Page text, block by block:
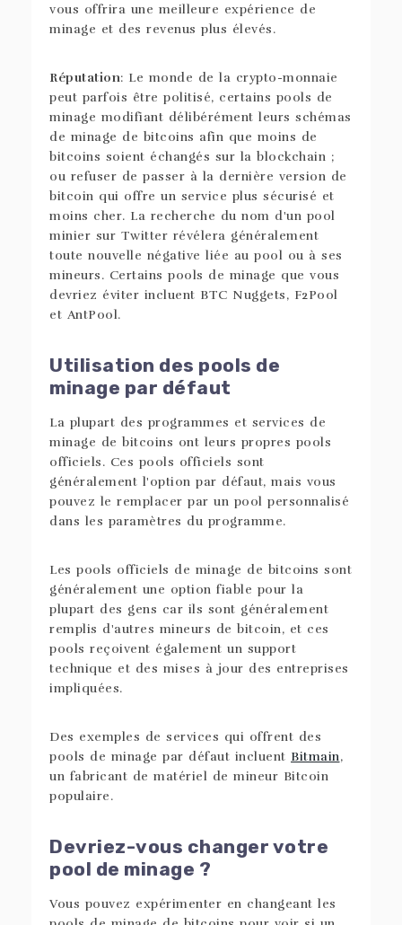
vous offrira une meilleure expérience de
minage et des revenus plus élevés.
Réputation: Le monde de la crypto-monnaie
peut parfois être politisé, certains pools de
minage modifiant délibérément leurs schémas
de minage de bitcoins afin que moins de
bitcoins soient échangés sur la blockchain ;
ou refuser de passer à la dernière version de
bitcoin qui offre un service plus sécurisé et
moins cher. La recherche du nom d'un pool
minier sur Twitter révélera généralement
toute nouvelle négative liée au pool ou à ses
mineurs. Certains pools de minage que vous
devriez éviter incluent BTC Nuggets, F2Pool
et AntPool.
Utilisation des pools de
minage par défaut
La plupart des programmes et services de
minage de bitcoins ont leurs propres pools
officiels. Ces pools officiels sont
généralement l'option par défaut, mais vous
pouvez le remplacer par un pool personnalisé
dans les paramètres du programme.
Les pools officiels de minage de bitcoins sont
généralement une option fiable pour la
plupart des gens car ils sont généralement
remplis d'autres mineurs de bitcoin, et ces
pools reçoivent également un support
technique et des mises à jour des entreprises
impliquées.
Des exemples de services qui offrent des
pools de minage par défaut incluent Bitmain,
un fabricant de matériel de mineur Bitcoin
populaire.
Devriez-vous changer votre
pool de minage ?
Vous pouvez expérimenter en changeant les